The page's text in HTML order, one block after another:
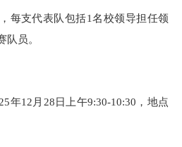
支代表队包括1名校领导担任领
队员。
12月28日上午9:30-10:30，地点